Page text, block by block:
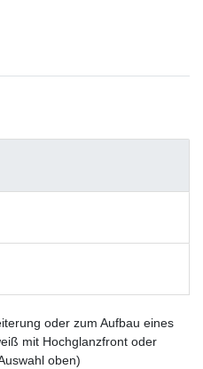
oder zum Aufbau eines
mit Hochglanzfront oder
oben)